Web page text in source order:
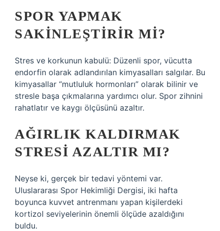
SPOR YAPMAK
SAKINLEŞTIRIR MI?
Stres ve korkunun kabulü: Düzenli spor, vücutta
endorfin olarak adlandırılan kimyasalları salgılar. Bu
kimyasallar “mutluluk hormonları” olarak bilinir ve
stresle başa çıkmalarına yardımcı olur. Spor zihnini
rahatlatır ve kaygı ölçüsünü azaltır.
AĞIRLIK KALDIRMAK
STRESI AZALTIR MI?
Neyse ki, gerçek bir tedavi yöntemi var.
Uluslararası Spor Hekimliği Dergisi, iki hafta
boyunca kuvvet antrenmanı yapan kişilerdeki
kortizol seviyelerinin önemli ölçüde azaldığını
buldu.